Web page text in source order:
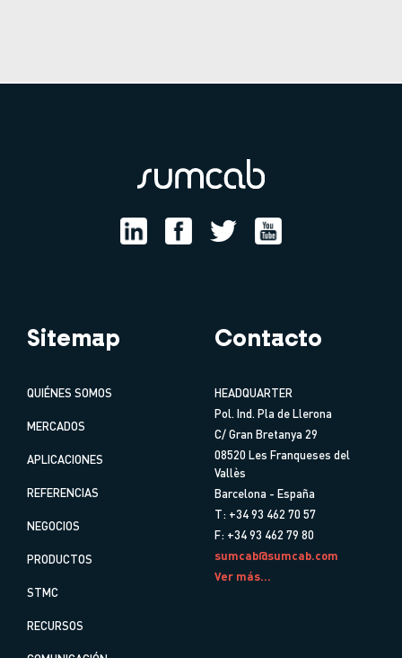
Sitemap
QUIÉNES SOMOS
MERCADOS
APLICACIONES
REFERENCIAS
NEGOCIOS
PRODUCTOS
STMC
RECURSOS
Contacto
HEADQUARTER
Pol. Ind. Pla de Llerona
C/ Gran Bretanya 29
08520 Les Franqueses del
Vallès
Barcelona - España
T: +34 93 462 70 57
F: +34 93 462 79 80
sumcab@sumcab.com
Ver más...